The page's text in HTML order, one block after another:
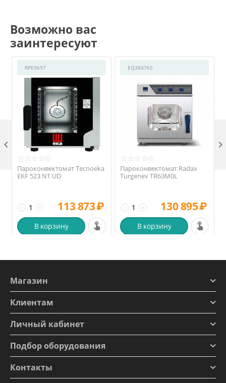
Возможно вас
заинтересуют
RPE9697
Пароконвектомат Tecnoeka
EKF 523 NT UD
+
− 113 873₽
В корзину
EQ384765
Пароконвектомат Radax
Turgenev TR63M0L
+
− 130 895₽
В корзину
 
Магазин
Клиентам
Личный кабинет
Подбор оборудования
Контакты